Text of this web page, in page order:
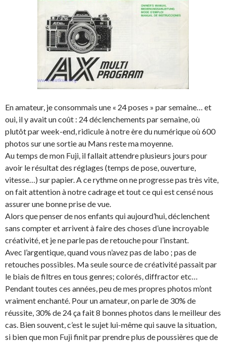
En amateur, je consommais une « 24 poses » par semaine… et
oui, il y avait un coût : 24 déclenchements par semaine, où
plutôt par week-end, ridicule à notre ère du numérique où 600
photos sur une sortie au Mans reste ma moyenne.
Au temps de mon Fuji, il fallait attendre plusieurs jours pour
avoir le résultat des réglages (temps de pose, ouverture,
vitesse…) sur papier. A ce rythme on ne progresse pas très vite,
on fait attention à notre cadrage et tout ce qui est censé nous
assurer une bonne prise de vue.
Alors que penser de nos enfants qui aujourd’hui, déclenchent
sans compter et arrivent à faire des choses d’une incroyable
créativité, et je ne parle pas de retouche pour l’instant.
Avec l’argentique, quand vous n’avez pas de labo ; pas de
retouches possibles. Ma seule source de créativité passait par
le biais de filtres en tous genres; colorés, diffractor etc…
Pendant toutes ces années, peu de mes propres photos m’ont
vraiment enchanté. Pour un amateur, on parle de 30% de
réussite, 30% de 24 ça fait 8 bonnes photos dans le meilleur des
cas. Bien souvent, c’est le sujet lui-même qui sauve la situation,
si bien que mon Fuji finit par prendre plus de poussières que de